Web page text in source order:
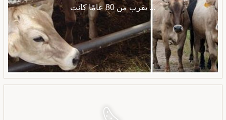
يقرب من 80 عامًا كانت ...